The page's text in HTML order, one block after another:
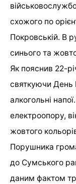
схожого по
Покровській. В
синього та
Як пояснив 22-
святкуючи День
алкогольні
електроопору,
жовтого
Порушника
до Сумського
даним фактом